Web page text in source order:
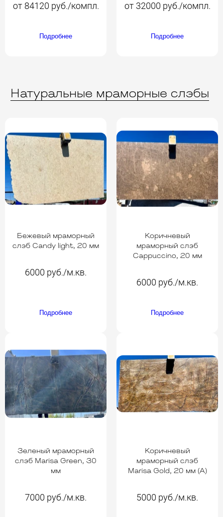
от 84120 руб./компл.
Подробнее
от 32000 руб./компл.
Подробнее
Натуральные мраморные слэбы
Бежевый мраморный
слэб Candy light, 20 мм
6000 руб./м.кв.
Подробнее
Коричневый
мраморный слэб
Cappuccino, 20 мм
6000 руб./м.кв.
Подробнее
Зеленый мраморный
слэб Marisa Green, 30
мм
7000 руб./м.кв.
Коричневый
мраморный слэб
Marisa Gold, 20 мм (A)
5000 руб./м.кв.